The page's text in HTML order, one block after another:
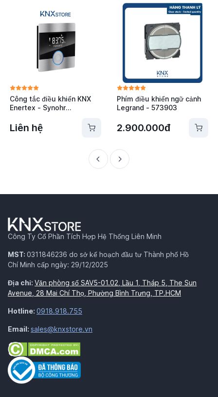
Công tắc điều khiển KNX
Enertex - Synohr
SYNP-1144-01
Liên hệ
Phím điều khiển ngữ cảnh
Legrand - 573903
2.900.000đ
Công Ty Cổ Phần Tích Hợp Hệ Thống Liên Minh
MST: 0311846236 do sở kế hoạch đầu tư Thành phố Hồ
Chí Minh cấp ngày: 29/12/2025
Địa chỉ: Văn phòng số SAV5-01.02, Lầu 1, Tháp 5, The Sun
Avenue, 28 Mai Chí Thọ, Phường Bình Trưng, TP.HCM
Hotline: 0918.918.755
Email: sales@knxstore.vn